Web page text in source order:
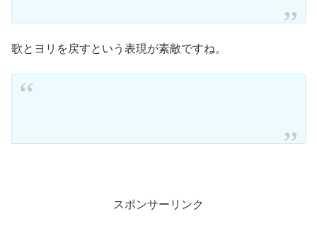
歌とヨリを戻すという表現が素敵ですね。
スポンサーリンク